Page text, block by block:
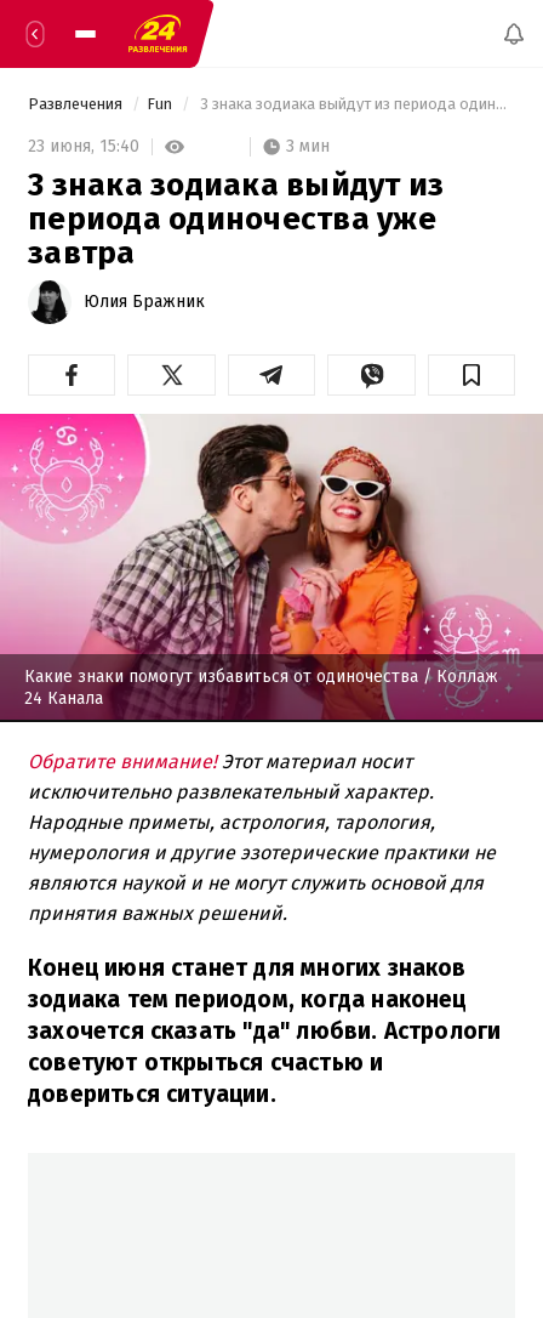
Развлечения Fun 3 знака зодиака выйдут из периода одиночества уже завтра
23 июня, 15:40 3 мин
3 знака зодиака выйдут из
периода одиночества уже
завтра
Юлия Бражник
Какие знаки помогут избавиться от одиночества / Коллаж
24 Канала
Обратите внимание!Этот материал носит
исключительно развлекательный характер.
Народные приметы, астрология, тарология,
нумерология и другие эзотерические практики не
являются наукой и не могут служить основой для
принятия важных решений.
Конец июня станет для многих знаков
зодиака тем периодом, когда наконец
захочется сказать "да" любви. Астрологи
советуют открыться счастью и
довериться ситуации.